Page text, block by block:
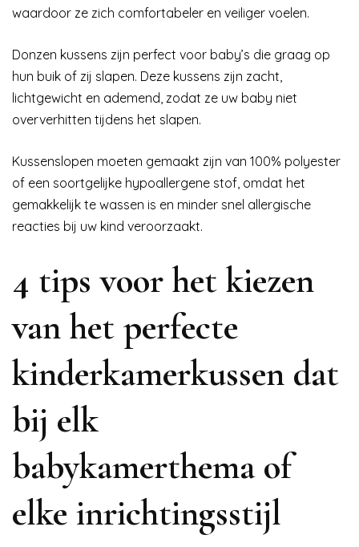
waardoor ze zich comfortabeler en veiliger voelen.
Donzen kussens zijn perfect voor baby’s die graag op
hun buik of zij slapen. Deze kussens zijn zacht,
lichtgewicht en ademend, zodat ze uw baby niet
oververhitten tijdens het slapen.
Kussenslopen moeten gemaakt zijn van 100% polyester
of een soortgelijke hypoallergene stof, omdat het
gemakkelijk te wassen is en minder snel allergische
reacties bij uw kind veroorzaakt.
4 tips voor het kiezen
van het perfecte
kinderkamerkussen dat
bij elk
babykamerthema of
elke inrichtingsstijl